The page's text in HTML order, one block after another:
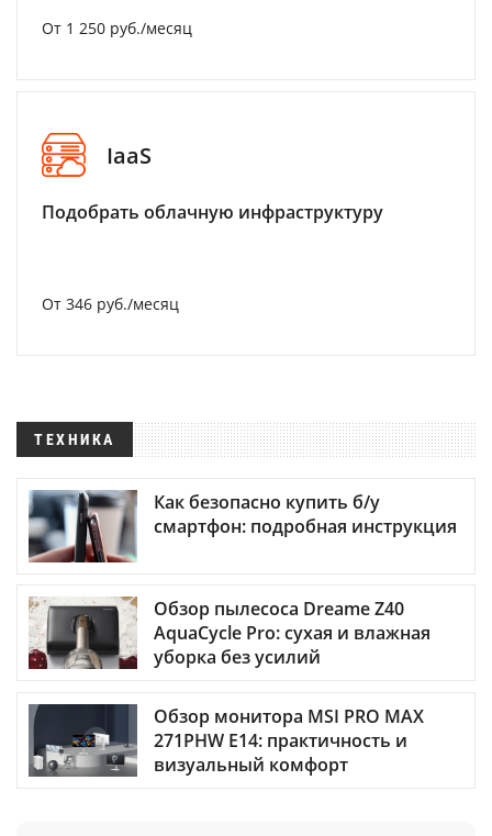
От 1 250 руб./месяц
IaaS
Подобрать облачную инфраструктуру
От 346 руб./месяц
ТЕХНИКА
Как безопасно купить б/у
смартфон: подробная инструкция
Обзор пылесоса Dreame Z40
AquaCycle Pro: сухая и влажная
уборка без усилий
Обзор монитора MSI PRO MAX
271PHW E14: практичность и
визуальный комфорт